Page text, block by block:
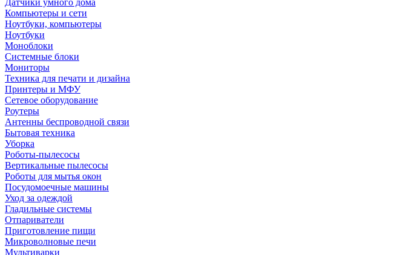
Датчики умного дома
Компьютеры и сети
Ноутбуки, компьютеры
Ноутбуки
Моноблоки
Системные блоки
Мониторы
Техника для печати и дизайна
Принтеры и МФУ
Сетевое оборудование
Роутеры
Антенны беспроводной связи
Бытовая техника
Уборка
Роботы-пылесосы
Вертикальные пылесосы
Роботы для мытья окон
Посудомоечные машины
Уход за одеждой
Гладильные системы
Отпариватели
Приготовление пищи
Микроволновые печи
Мультиварки